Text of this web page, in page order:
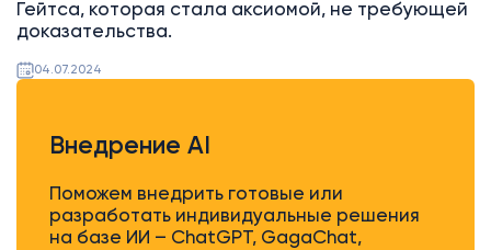
Гейтса, которая стала аксиомой, не требующей
доказательства.
04.07.2024
Внедрение AI
Поможем внедрить готовые или
разработать индивидуальные решения
на базе ИИ – ChatGPT, GagaChat,